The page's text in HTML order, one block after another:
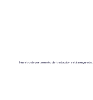
Nuestro departamento de traducción está asegurado.